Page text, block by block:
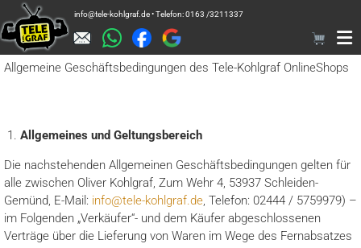
Zum
Inhalt
springen
info@tele-kohlgraf.de • Telefon: 0163 /3211337
Allgemeine Geschäftsbedingungen des Tele-Kohlgraf OnlineShops
Allgemeines und Geltungsbereich
Die nachstehenden Allgemeinen Geschäftsbedingungen gelten für
alle zwischen Oliver Kohlgraf, Zum Wehr 4, 53937 Schleiden-
Gemünd, E-Mail: info@tele-kohlgraf.de, Telefon: 02444 / 5759979) –
im Folgenden „Verkäufer“- und dem Käufer abgeschlossenen
Verträge über die Lieferung von Waren im Wege des Fernabsatzes